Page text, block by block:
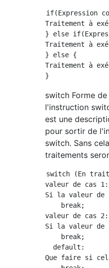
if(Expression
Traitement à
} else
Traitement à
} else {
Traitement à
switch Forme
l'instruction
est une
pour sortir de
switch. Sans
traitements
switch (En
valeur de cas 1:
Si la valeur de
    break;
valeur de cas 2:
Si la valeur de
    break;
  default:
Que faire si